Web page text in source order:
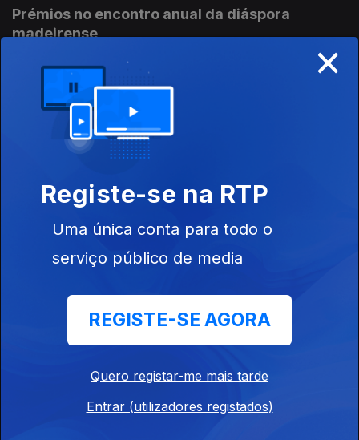
Prémios no encontro anual da diáspora
madeirense
Três emigrantes madeirenses distinguidos no Fórum Madeira
Global, que junta representantes da diáspora no Funchal.
Portuguesa libertada na Venezuela diz que quer reconstruir a
vida, esteve presa cinco anos.
Protesto em Lisboa de professores de
22 jul. 2026
Um boicote, um protesto junto ao local do Encontro Anual da
Rede do Ensino de Português no Estrangeiro, do Instituto
Camões. Festa Literária de Paraty, Brasil, prolonga-se por
cinco dias.
Ajudar luso-venezuelanos a vir para Portugal:
proposta chumbada
no parlamento, antes do verão. Portugueses no Kuwait
×
Registe-se na RTP
Uma única conta para todo o
serviço público de media
REGISTE-SE AGORA
Quero registar-me mais tarde
Entrar (utilizadores registados)